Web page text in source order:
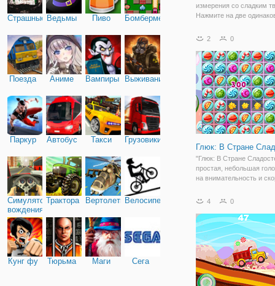
Страшные Ведьмы Пиво Бомбермен
Поезда Аниме Вампиры Выживание
Паркур Автобус Такси Грузовики
Симулятор
вождения
Трактора ВертолетыВелосипед
Кунг фу Тюрьма Маги Сега
измерения со сладким
Нажмите на две
удалить все плитки,
закончить все уровни?
2 0
Глюк: В Стране
"Глюк: В Стране
простая, небольшая
на внимательность и
На игровом поле вы
сладостей, которые
4 0